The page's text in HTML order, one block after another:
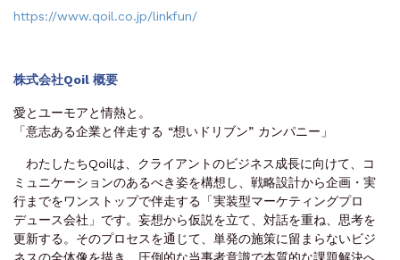
https://www.qoil.co.jp/linkfun/
株式会社Qoil 概要
愛とユーモアと情熱と。
「意志ある企業と伴走する “想いドリブン” カンパニー」
わたしたちQoilは、クライアントのビジネス成長に向けて、コ
ミュニケーションのあるべき姿を構想し、戦略設計から企画・実
行までをワンストップで伴走する「実装型マーケティングプロ
デュース会社」です。妄想から仮説を立て、対話を重ね、思考を
更新する。そのプロセスを通じて、単発の施策に留まらないビジ